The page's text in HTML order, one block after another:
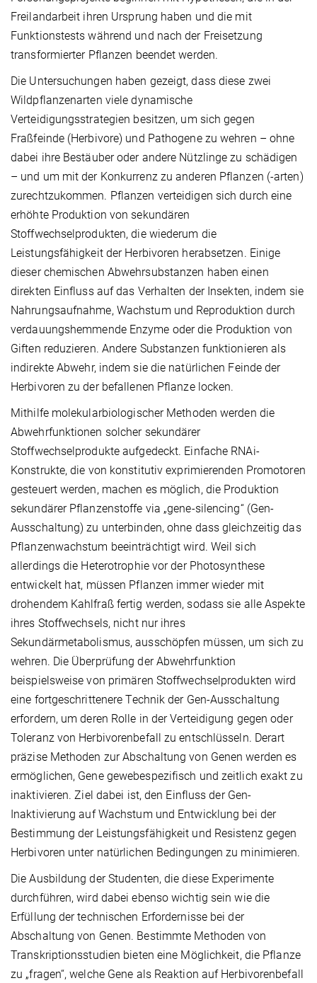
Freilandarbeit ihren Ursprung haben und die mit
Funktionstests während und nach der Freisetzung
transformierter Pflanzen beendet werden.
Die Untersuchungen haben gezeigt, dass diese zwei
Wildpflanzenarten viele dynamische
Verteidigungsstrategien besitzen, um sich gegen
Fraßfeinde (Herbivore) und Pathogene zu wehren – ohne
dabei ihre Bestäuber oder andere Nützlinge zu schädigen
– und um mit der Konkurrenz zu anderen Pflanzen (-arten)
zurechtzukommen. Pflanzen verteidigen sich durch eine
erhöhte Produktion von sekundären
Stoffwechselprodukten, die wiederum die
Leistungsfähigkeit der Herbivoren herabsetzen. Einige
dieser chemischen Abwehrsubstanzen haben einen
direkten Einfluss auf das Verhalten der Insekten, indem sie
Nahrungsaufnahme, Wachstum und Reproduktion durch
verdauungshemmende Enzyme oder die Produktion von
Giften reduzieren. Andere Substanzen funktionieren als
indirekte Abwehr, indem sie die natürlichen Feinde der
Herbivoren zu der befallenen Pflanze locken.
Mithilfe molekularbiologischer Methoden werden die
Abwehrfunktionen solcher sekundärer
Stoffwechselprodukte aufgedeckt. Einfache RNAi-
Konstrukte, die von konstitutiv exprimierenden Promotoren
gesteuert werden, machen es möglich, die Produktion
sekundärer Pflanzenstoffe via „gene-silencing“ (Gen-
Ausschaltung) zu unterbinden, ohne dass gleichzeitig das
Pflanzenwachstum beeinträchtigt wird. Weil sich
allerdings die Heterotrophie vor der Photosynthese
entwickelt hat, müssen Pflanzen immer wieder mit
drohendem Kahlfraß fertig werden, sodass sie alle Aspekte
ihres Stoffwechsels, nicht nur ihres
Sekundärmetabolismus, ausschöpfen müssen, um sich zu
wehren. Die Überprüfung der Abwehrfunktion
beispielsweise von primären Stoffwechselprodukten wird
eine fortgeschrittenere Technik der Gen-Ausschaltung
erfordern, um deren Rolle in der Verteidigung gegen oder
Toleranz von Herbivorenbefall zu entschlüsseln. Derart
präzise Methoden zur Abschaltung von Genen werden es
ermöglichen, Gene gewebespezifisch und zeitlich exakt zu
inaktivieren. Ziel dabei ist, den Einfluss der Gen-
Inaktivierung auf Wachstum und Entwicklung bei der
Bestimmung der Leistungsfähigkeit und Resistenz gegen
Herbivoren unter natürlichen Bedingungen zu minimieren.
Die Ausbildung der Studenten, die diese Experimente
durchführen, wird dabei ebenso wichtig sein wie die
Erfüllung der technischen Erfordernisse bei der
Abschaltung von Genen. Bestimmte Methoden von
Transkriptionsstudien bieten eine Möglichkeit, die Pflanze
zu „fragen“, welche Gene als Reaktion auf Herbivorenbefall